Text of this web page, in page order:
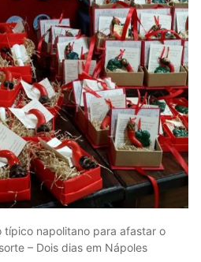
típico napolitano para afastar o
– Dois dias em Nápoles